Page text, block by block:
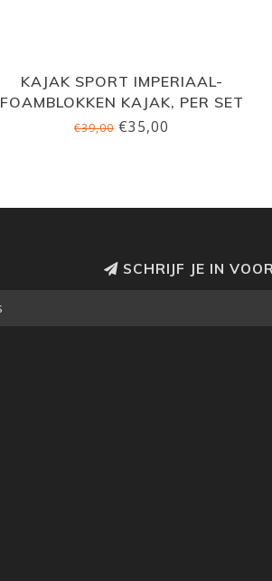
KAJAK SPORT IMPERIAAL-
FOAMBLOKKEN KAJAK, PER SET
€39,00€35,00
SCHRIJF JE IN